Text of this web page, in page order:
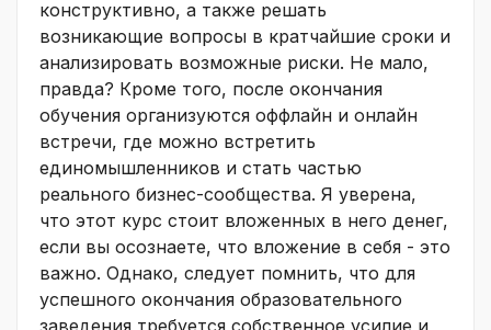
конструктивно, а также решать
возникающие вопросы в кратчайшие сроки и
анализировать возможные риски. Не мало,
правда? Кроме того, после окончания
обучения организуются оффлайн и онлайн
встречи, где можно встретить
единомышленников и стать частью
реального бизнес-сообщества. Я уверена,
что этот курс стоит вложенных в него денег,
если вы осознаете, что вложение в себя - это
важно. Однако, следует помнить, что для
успешного окончания образовательного
заведения требуется собственное усилие и